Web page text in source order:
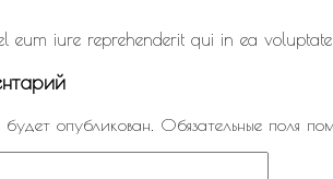
eum iure reprehenderit qui in ea voluptate
опубликован. Обязательные поля